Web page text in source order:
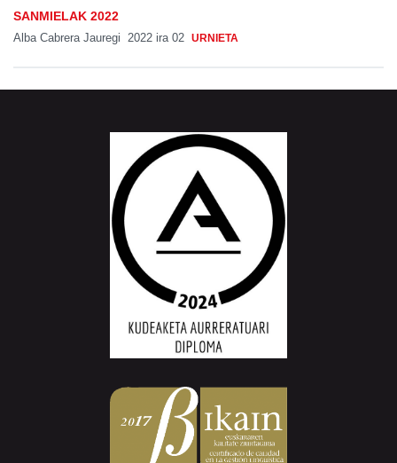
SANMIELAK 2022
Alba Cabrera Jauregi 2022 ira 02 URNIETA